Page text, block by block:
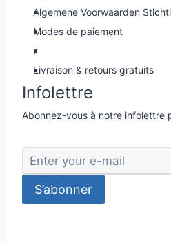
Algemene Voorwaarden
Modes de paiement
x
Livraison & retours gratuits
Infolettre
Abonnez-vous à notre infolettre
S’abonner